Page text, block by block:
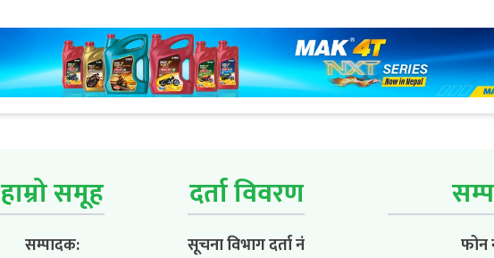
हाम्रो समूह
सम्पादक:
दर्ता विवरण
सूचना विभाग दर्ता नं
फोन